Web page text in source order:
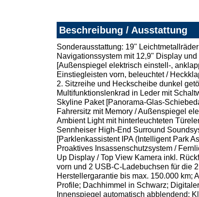
Beschreibung / Ausstattung
Sonderausstattung: 19"
Navigationssystem mit 12,9" Display
[Außenspiegel elektrisch einstell-,
Einstiegleisten vorn, beleuchtet /
2. Sitzreihe und Heckscheibe dunkel
Multifunktionslenkrad in Leder mit
Skyline Paket [Panorama-Glas-
Fahrersitz mit Memory / Außenspiegel
Ambient Light mit hinterleuchteten
Sennheiser High-End Surround
[Parklenkassistent IPA (Intelligent Park
Proaktives Insassenschutzsystem /
Up Display / Top View Kamera inkl.
vorn und 2 USB-C-Ladebuchsen für die
Herstellergarantie bis max. 150.000 km;
Profile; Dachhimmel in Schwarz;
Innenspiegel automatisch abblendend;